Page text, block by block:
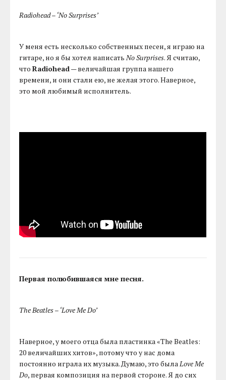
Radiohead – ‘No Surprises’
У меня есть несколько собственных песен, я играю на
гитаре, но я бы хотел написать No Surprises. Я считаю,
чтоRadiohead — величайшая группа нашего
времени, и они стали ею, не желая этого. Наверное,
это мой любимый исполнитель.
Первая полюбившаяся мне песня.
The Beatles – ‘Love Me Do’
Наверное, у моего отца была пластинка «The Beatles:
20 величайших хитов», потому что у нас дома
постоянно играла их музыка. Думаю, это былаLove Me
Do, первая композиция на первой стороне. Я до сих